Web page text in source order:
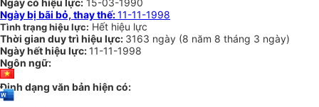
Ngày có hiệu lực: 15-03-1990
Ngày bị bãi bỏ, thay thế:11-11-1998
Tình trạng hiệu lực: Hết hiệu lực
Thời gian duy trì hiệu lực: 3163 ngày (8 năm 8 tháng 3 ngày)
Ngày hết hiệu lực: 11-11-1998
Ngôn ngữ:
Định dạng văn bản hiện có: